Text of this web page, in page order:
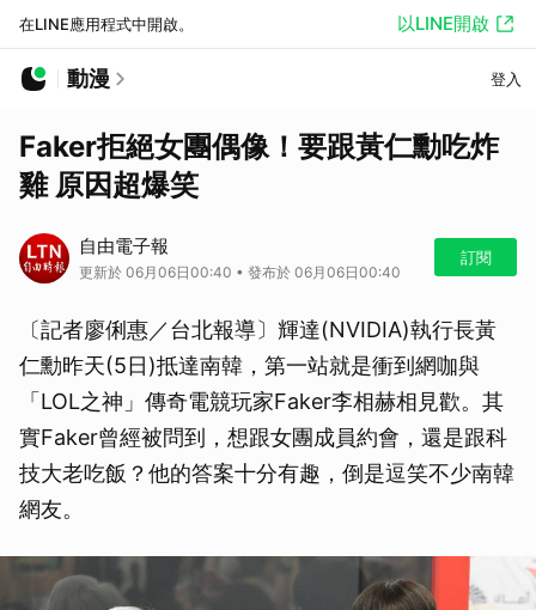
在LINE應用程式中開啟。 以LINE開啟
動漫 登入
Faker拒絕女團偶像！要跟黃仁勳吃炸
雞 原因超爆笑
自由電子報
更新於 06月06日00:40 • 發布於 06月06日00:40
訂閱
〔記者廖俐惠／台北報導〕輝達(NVIDIA)執行長黃
仁勳昨天(5日)抵達南韓，第一站就是衝到網咖與
「LOL之神」傳奇電競玩家Faker李相赫相見歡。其
實Faker曾經被問到，想跟女團成員約會，還是跟科
技大老吃飯？他的答案十分有趣，倒是逗笑不少南韓
網友。